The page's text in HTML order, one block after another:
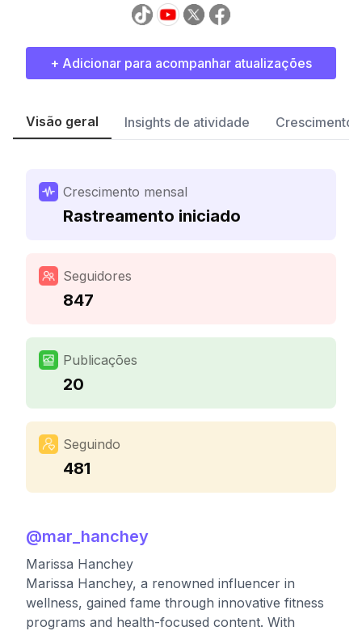
+ Adicionar para acompanhar atualizações
Visão geral Insights de atividade Crescimento
Crescimento mensal
Rastreamento iniciado
Seguidores
847
Publicações
20
Seguindo
481
@mar_hanchey
Marissa Hanchey
Marissa Hanchey, a renowned influencer in
wellness, gained fame through innovative fitness
programs and health-focused content. With